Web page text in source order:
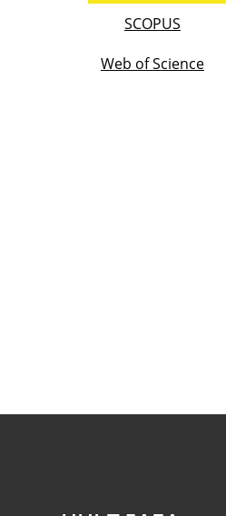
SCOPUS
Web of Science